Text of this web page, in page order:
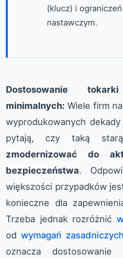
(klucz) i
nastawczym.
Dostosowanie
minimalnych: Wiele firm
wyprodukowanych
pytają, czy taką
zmodernizować do
bezpieczeństwa.
większości przypadków
konieczne dla
Trzeba jednak rozróżnić
odwymagań zasadniczych
oznacza